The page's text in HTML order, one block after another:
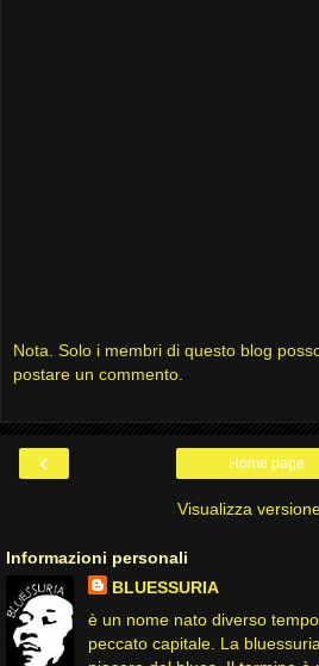
Nota. Solo i membri di questo blog
postare un commento.
‹ Home page
Visualizza
Informazioni personali
BLUESSURIA
è un nome nato diverso
peccato capitale. La